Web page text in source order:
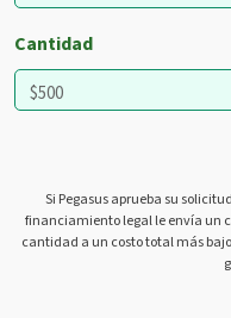
Cantidad
Si Pegasus aprueba su
financiamiento legal le envía un
cantidad a un costo total más